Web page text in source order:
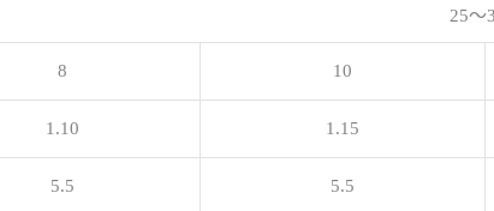
25～
8 10
1.10 1.15
5.5 5.5